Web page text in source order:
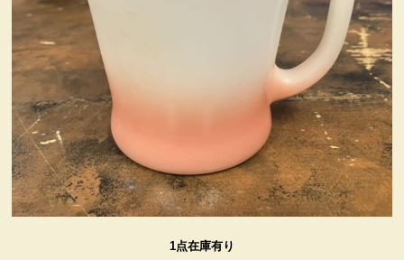
コカコーラ・グッズ
カンパニー・グッズ
キャラクター・グッズ
喫煙具
1点在庫有り